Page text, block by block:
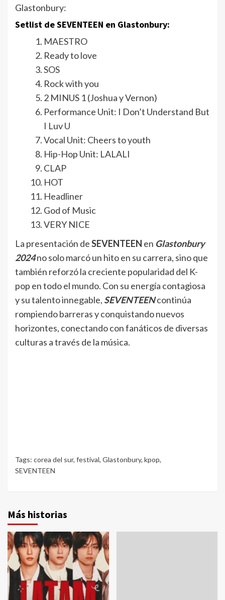
Glastonbury:
Setlist de SEVENTEEN en Glastonbury:
MAESTRO
Ready to love
SOS
Rock with you
2 MINUS 1 (Joshua y Vernon)
Performance Unit: I Don’t Understand But
I Luv U
Vocal Unit: Cheers to youth
Hip-Hop Unit: LALALI
CLAP
HOT
Headliner
God of Music
VERY NICE
La presentación deSEVENTEEN en Glastonbury
2024no solo marcó un hito en su carrera, sino que
también reforzó la creciente popularidad del K-
pop en todo el mundo. Con su energía contagiosa
y su talento innegable, SEVENTEENcontinúa
rompiendo barreras y conquistando nuevos
horizontes, conectando con fanáticos de diversas
culturas a través de la música.
Tags: corea del sur, festival, Glastonbury, kpop,
SEVENTEEN
Más historias